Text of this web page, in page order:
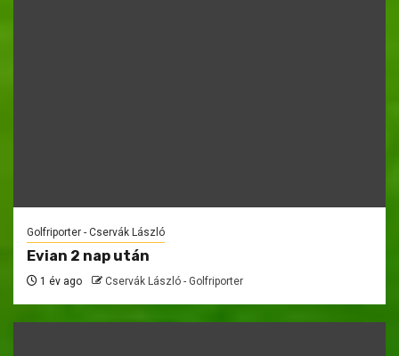
Golfriporter - Cservák László
Evian 2 nap után
1 év ago Cservák László - Golfriporter